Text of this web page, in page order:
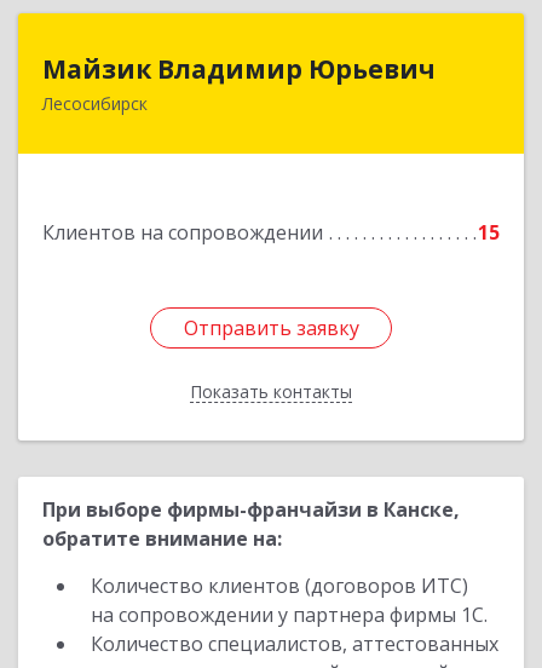
Майзик Владимир Юрьевич
Лесосибирск
Клиентов на сопровождении 15
Отправить заявку
Показать контакты
Отправить заявку
Назад
При выборе фирмы-франчайзи в Канске,
обратите внимание на:
Количество клиентов (договоров ИТС)
на сопровождении у партнера фирмы 1С.
Количество специалистов, аттестованных